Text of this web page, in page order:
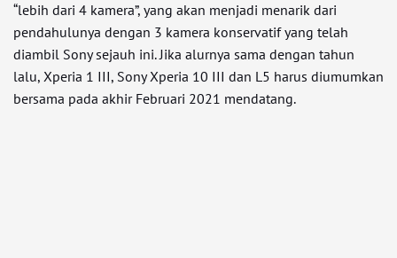
“lebih dari 4 kamera”, yang akan menjadi menarik dari
pendahulunya dengan 3 kamera konservatif yang telah
diambil Sony sejauh ini. Jika alurnya sama dengan tahun
lalu, Xperia 1 III, Sony Xperia 10 III dan L5 harus diumumkan
bersama pada akhir Februari 2021 mendatang.